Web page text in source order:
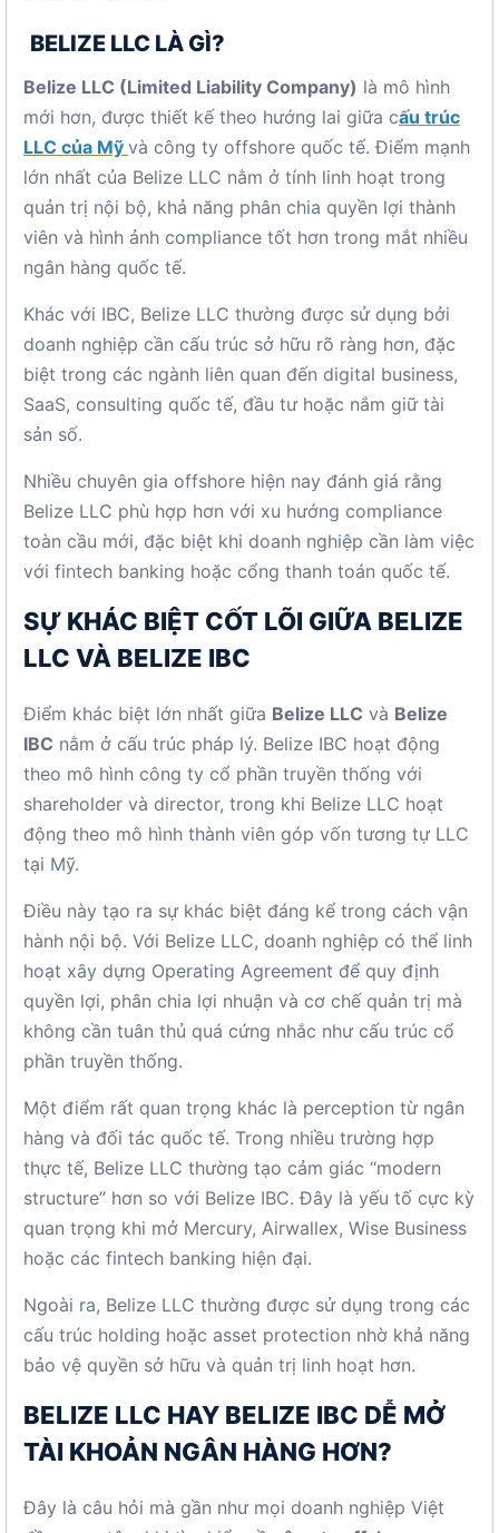
BELIZE LLC LÀ GÌ?
Belize LLC (Limited Liability Company) là mô hình
mới hơn, được thiết kế theo hướng lai giữa cấu trúc
LLC của Mỹ và công ty offshore quốc tế. Điểm mạnh
lớn nhất của Belize LLC nằm ở tính linh hoạt trong
quản trị nội bộ, khả năng phân chia quyền lợi thành
viên và hình ảnh compliance tốt hơn trong mắt nhiều
ngân hàng quốc tế.
Khác với IBC, Belize LLC thường được sử dụng bởi
doanh nghiệp cần cấu trúc sở hữu rõ ràng hơn, đặc
biệt trong các ngành liên quan đến digital business,
SaaS, consulting quốc tế, đầu tư hoặc nắm giữ tài
sản số.
Nhiều chuyên gia offshore hiện nay đánh giá rằng
Belize LLC phù hợp hơn với xu hướng compliance
toàn cầu mới, đặc biệt khi doanh nghiệp cần làm việc
với fintech banking hoặc cổng thanh toán quốc tế.
SỰ KHÁC BIỆT CỐT LÕI GIỮA BELIZE
LLC VÀ BELIZE IBC
Điểm khác biệt lớn nhất giữa Belize LLC và Belize
IBC nằm ở cấu trúc pháp lý. Belize IBC hoạt động
theo mô hình công ty cổ phần truyền thống với
shareholder và director, trong khi Belize LLC hoạt
động theo mô hình thành viên góp vốn tương tự LLC
tại Mỹ.
Điều này tạo ra sự khác biệt đáng kể trong cách vận
hành nội bộ. Với Belize LLC, doanh nghiệp có thể linh
hoạt xây dựng Operating Agreement để quy định
quyền lợi, phân chia lợi nhuận và cơ chế quản trị mà
không cần tuân thủ quá cứng nhắc như cấu trúc cổ
phần truyền thống.
Một điểm rất quan trọng khác là perception từ ngân
hàng và đối tác quốc tế. Trong nhiều trường hợp
thực tế, Belize LLC thường tạo cảm giác “modern
structure” hơn so với Belize IBC. Đây là yếu tố cực kỳ
quan trọng khi mở Mercury, Airwallex, Wise Business
hoặc các fintech banking hiện đại.
Ngoài ra, Belize LLC thường được sử dụng trong các
cấu trúc holding hoặc asset protection nhờ khả năng
bảo vệ quyền sở hữu và quản trị linh hoạt hơn.
BELIZE LLC HAY BELIZE IBC DỄ MỞ
TÀI KHOẢN NGÂN HÀNG HƠN?
Đây là câu hỏi mà gần như mọi doanh nghiệp Việt